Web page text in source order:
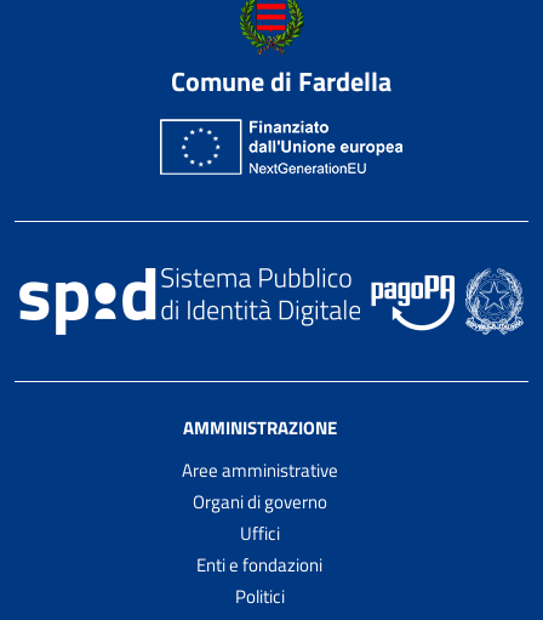
Comune di Fardella
AMMINISTRAZIONE
Aree amministrative
Organi di governo
Uffici
Enti e fondazioni
Politici